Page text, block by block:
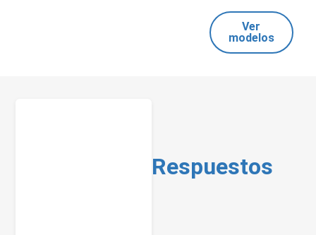
Ver
modelos
Respuestos